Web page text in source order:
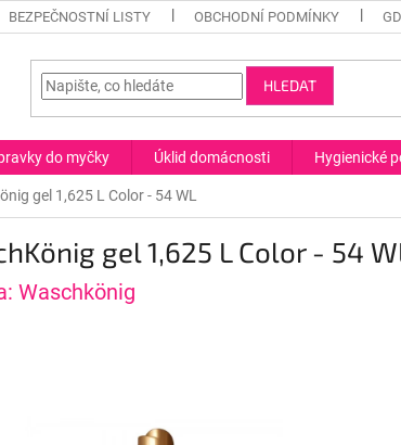
BEZPEČNOSTNÍ LISTY OBCHODNÍ PODMÍNKY
HLEDAT
do myčky Úklid domácnosti Hygienické
gel 1,625 L Color - 54 WL
gel 1,625 L Color - 54
Waschkönig